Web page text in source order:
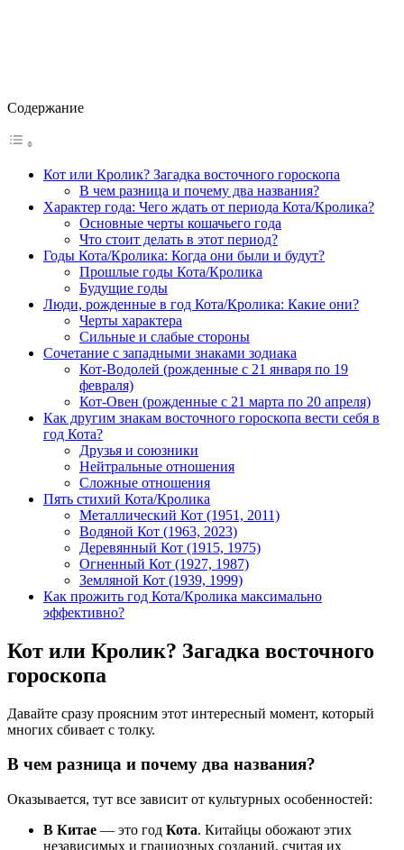
Содержание
Кот или Кролик? Загадка восточного гороскопа
В чем разница и почему два названия?
Характер года: Чего ждать от периода Кота/Кролика?
Основные черты кошачьего года
Что стоит делать в этот период?
Годы Кота/Кролика: Когда они были и будут?
Прошлые годы Кота/Кролика
Будущие годы
Люди, рожденные в год Кота/Кролика: Какие они?
Черты характера
Сильные и слабые стороны
Сочетание с западными знаками зодиака
Кот-Водолей (рожденные с 21 января по 19
февраля)
Кот-Овен (рожденные с 21 марта по 20 апреля)
Как другим знакам восточного гороскопа вести себя в
год Кота?
Друзья и союзники
Нейтральные отношения
Сложные отношения
Пять стихий Кота/Кролика
Металлический Кот (1951, 2011)
Водяной Кот (1963, 2023)
Деревянный Кот (1915, 1975)
Огненный Кот (1927, 1987)
Земляной Кот (1939, 1999)
Как прожить год Кота/Кролика максимально
эффективно?
Кот или Кролик? Загадка восточного
гороскопа
Давайте сразу проясним этот интересный момент, который
многих сбивает с толку.
В чем разница и почему два названия?
Оказывается, тут все зависит от культурных особенностей:
В Китае — это год Кота. Китайцы обожают этих
независимых и грациозных созданий, считая их